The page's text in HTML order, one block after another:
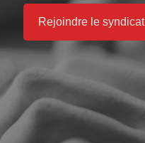
Rejoindre le syndicat